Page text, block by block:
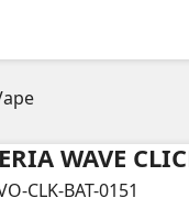
WAVE
CLK-BAT-0151